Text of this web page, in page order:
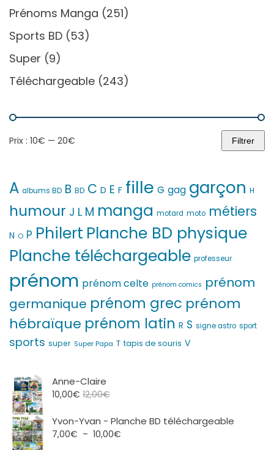
Prénoms Manga (251)
Sports BD (53)
Super (9)
Téléchargeable (243)
Prix
Prix
Filtrer
Prix : 10€ — 20€
A albums BD B BD C D E F fille G gag garçon H
humour J L M manga motard moto métiers
N O P Philert Planche BD physique
Planche téléchargeable professeur
prénom prénom celte prénom comics prénom
germanique prénom grec prénom
hébraïque prénom latin R S signe astro sport
sports super Super Papa T tapis de souris V
Anne-Claire
10,00€ 12,00€
Yvon-Yvan - Planche BD téléchargeable
7,00€ – 10,00€